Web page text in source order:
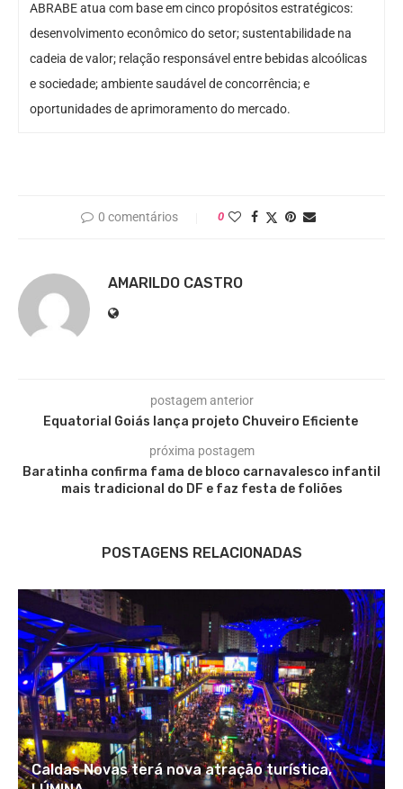
ABRABE atua com base em cinco propósitos estratégicos:
desenvolvimento econômico do setor; sustentabilidade na
cadeia de valor; relação responsável entre bebidas alcoólicas
e sociedade; ambiente saudável de concorrência; e
oportunidades de aprimoramento do mercado.
0 comentários 0
AMARILDO CASTRO
postagem anterior
Equatorial Goiás lança projeto Chuveiro Eficiente
próxima postagem
Baratinha confirma fama de bloco carnavalesco infantil
mais tradicional do DF e faz festa de foliões
POSTAGENS RELACIONADAS
Caldas Novas terá nova atração turística,